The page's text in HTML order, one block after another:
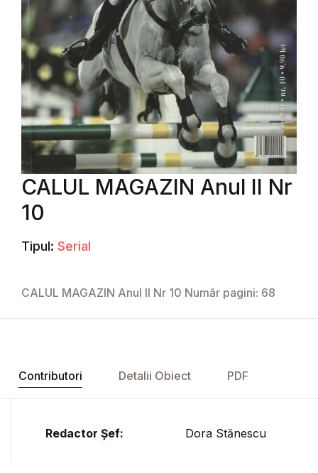
CALUL MAGAZIN Anul II Nr
10
Tipul: Serial
CALUL MAGAZIN Anul II Nr 10 Număr pagini: 68
Contributori Detalii Obiect PDF
Redactor Șef: Dora Stănescu